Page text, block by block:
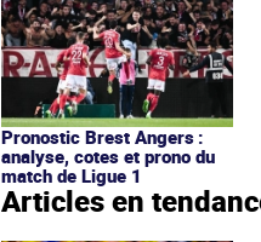
Pronostic Brest Angers :
analyse, cotes et prono du
match de Ligue 1
Articles en